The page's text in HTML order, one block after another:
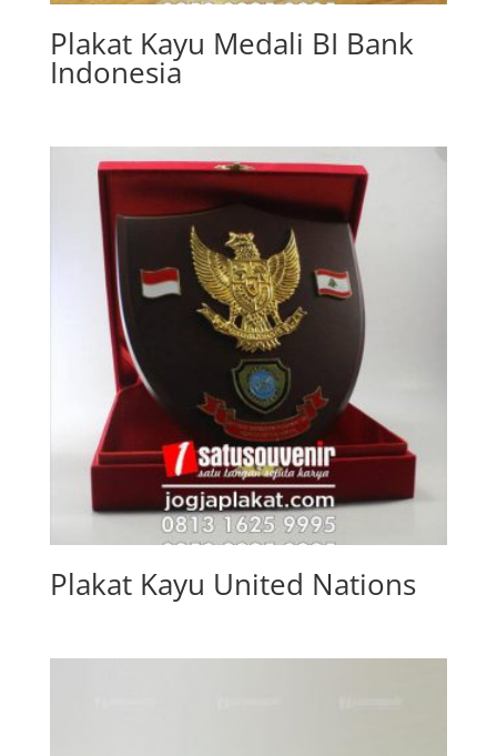
Plakat Kayu Medali BI Bank
Indonesia
Plakat Kayu United Nations